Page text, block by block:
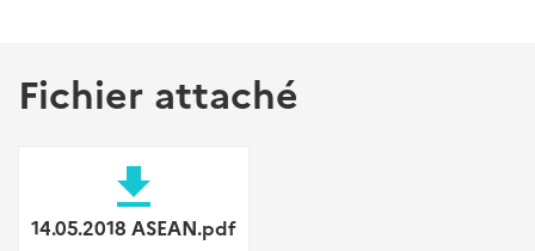
Fichier attaché
file_download
14.05.2018 ASEAN.pdf